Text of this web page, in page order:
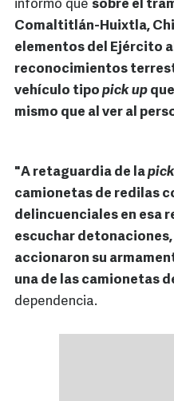
informó que sobre el
Comaltitlán-Huixtla,
elementos del Ejército
reconocimientos
vehículo tipo pick up
mismo que al ver al
"A retaguardia de la
camionetas de redilas
delincuenciales en esa
escuchar
accionaron su
una de las camionetas
dependencia.